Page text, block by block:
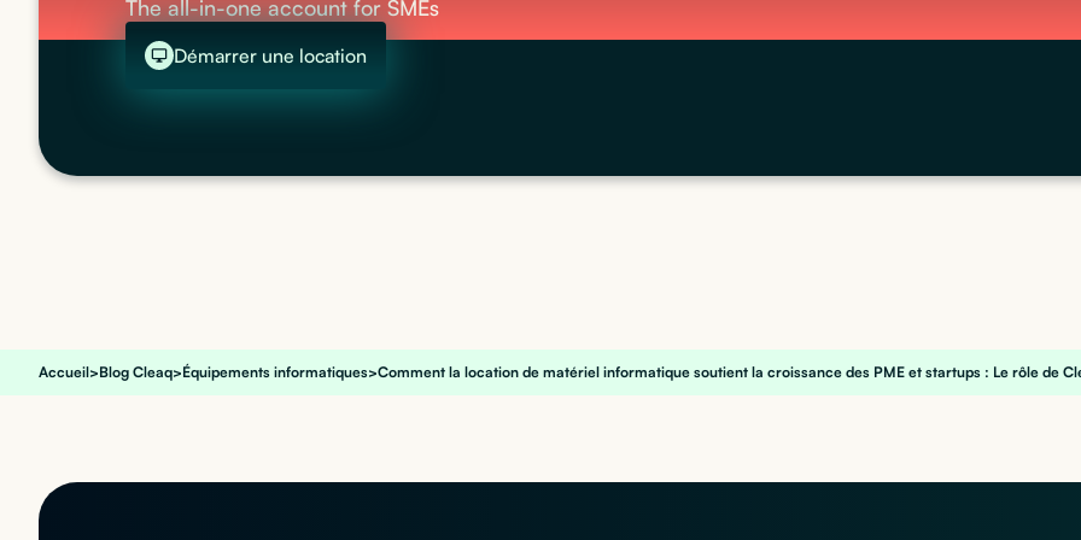
The all-in-one account for SMEs
Démarrer une location
Accueil>Blog Cleaq>Équipements informatiques>Comment la location de matériel informatique soutient la croissance des PME et startups : Le rôle de